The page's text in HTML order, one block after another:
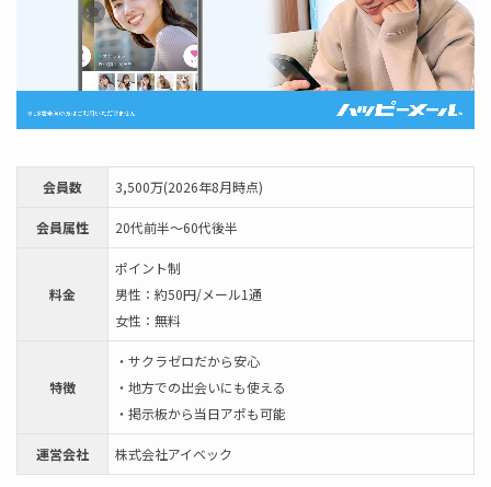
会員数 3,500万(2026年8月時点)
会員属性 20代前半～60代後半
料金
ポイント制
男性：約50円/メール1通
女性：無料
特徴
・サクラゼロだから安心
・地方での出会いにも使える
・掲示板から当日アポも可能
運営会社 株式会社アイベック